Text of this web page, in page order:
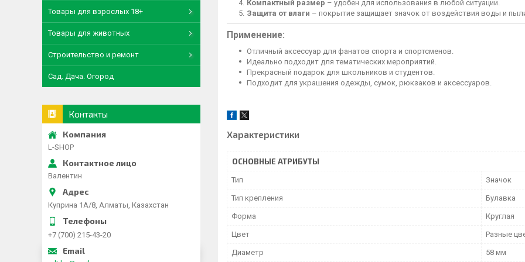
Компактный размер – удобен для использования в любой ситуации.
Защита от влаги – покрытие защищает значок от воздействия воды и
Применение:
Отличный аксессуар для фанатов спорта и спортсменов.
Идеально подходит для тематических мероприятий.
Прекрасный подарок для школьников и студентов.
Подходит для украшения одежды, сумок, рюкзаков и аксессуаров.
Характеристики
ОСНОВНЫЕ АТРИБУТЫ
Тип Значок
Тип крепления Булавка
Форма Круглая
Цвет Разные
Диаметр 58 мм
Товары для взрослых 18+
Товары для животных
Строительство и ремонт
Сад. Дача. Огород
Контакты
L-SHOP
Валентин
Куприна 1A/8, Алматы, Казахстан
+7 (700) 215-43-20